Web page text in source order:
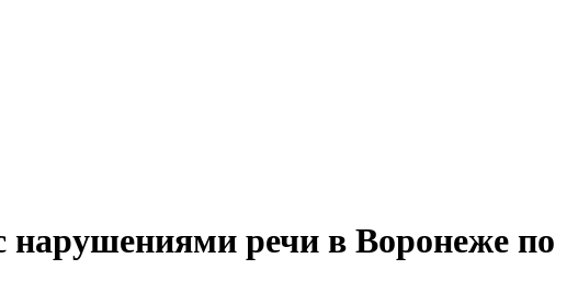
нарушениями речи в Воронеже по